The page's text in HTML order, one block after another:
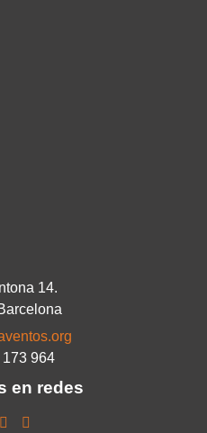
14.
173 964
en redes